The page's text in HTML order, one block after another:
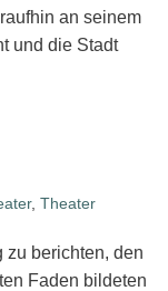
an seinem
und die Stadt
, Theater
zu berichten, den
Faden bildeten